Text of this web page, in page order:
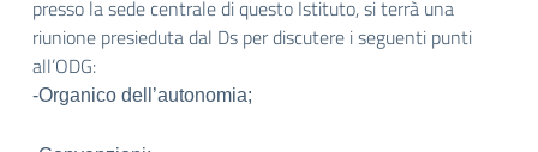
presso la sede centrale di questo Istituto, si terrà una
riunione presieduta dal Ds per discutere i seguenti punti
all’ODG:
-Organico dell’autonomia;